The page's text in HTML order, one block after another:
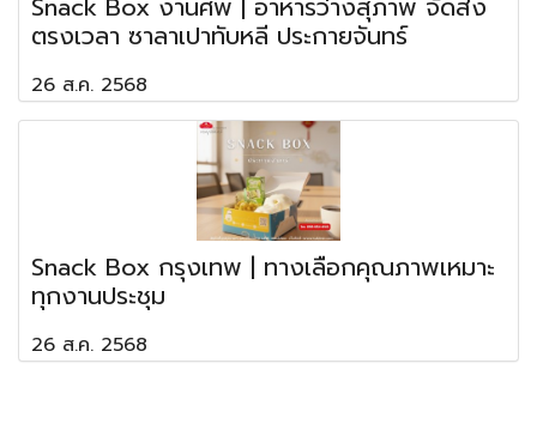
Snack Box งานศพ | อาหารว่างสุภาพ จัดส่ง
ตรงเวลา ซาลาเปาทับหลี ประกายจันทร์
26 ส.ค. 2568
Snack Box กรุงเทพ | ทางเลือกคุณภาพเหมาะ
ทุกงานประชุม
26 ส.ค. 2568